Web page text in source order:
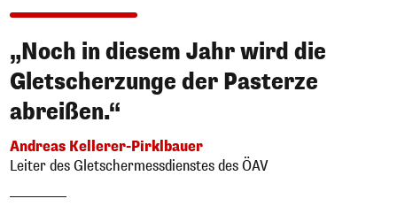
„Noch in diesem Jahr wird die
Gletscherzunge der Pasterze
abreißen.“
Andreas Kellerer-Pirklbauer
Leiter des Gletschermessdienstes des ÖAV